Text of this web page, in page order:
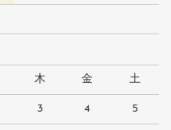
木 金 土
3 4 5